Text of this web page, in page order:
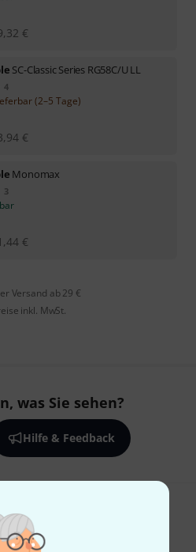
€
SC-Classic Series RG58C/U LL
4
(2–5 Tage)
€
Monomax
3
€
Versand ab 29 €
inkl. MwSt.
was Sie sehen?
Hilfe & Feedback